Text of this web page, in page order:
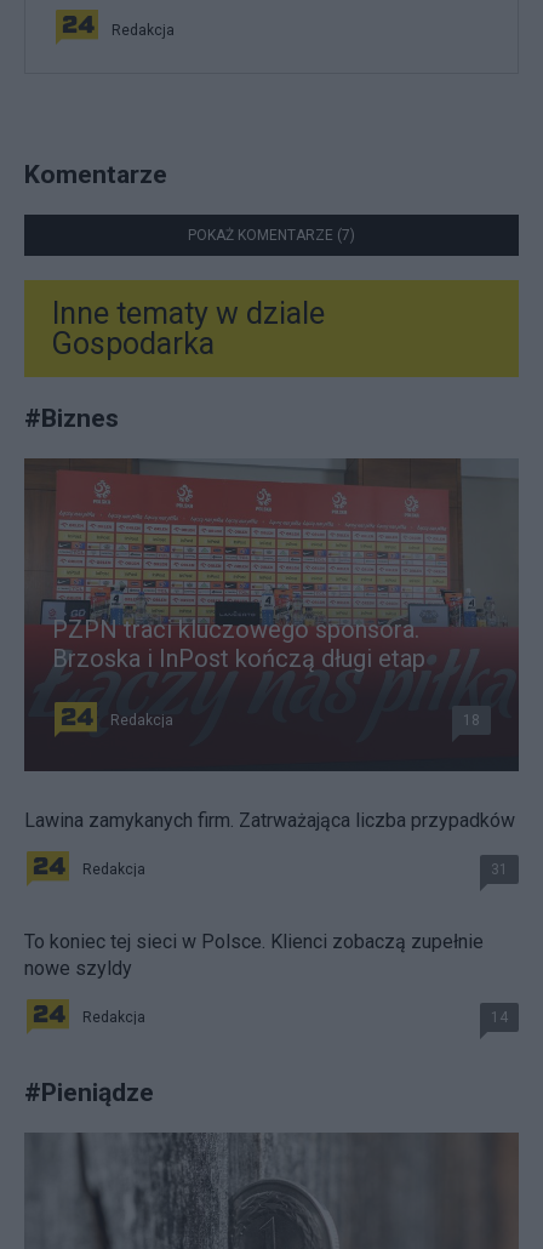
Redakcja
Komentarze
POKAŻ KOMENTARZE (7)
Inne tematy w dziale
Gospodarka
#Biznes
PZPN traci kluczowego sponsora.
Brzoska i InPost kończą długi etap
Redakcja 18
Lawina zamykanych firm. Zatrważająca liczba przypadków
Redakcja 31
To koniec tej sieci w Polsce. Klienci zobaczą zupełnie
nowe szyldy
Redakcja 14
#Pieniądze